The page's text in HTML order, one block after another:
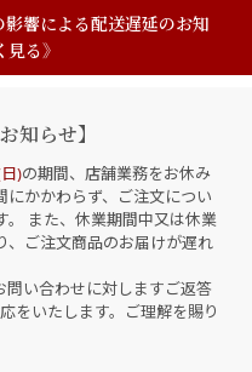
影響による配送遅延のお知
る》
知らせ】
)の期間、店舗業務をお休み
かかわらず、ご注文につい
。 また、休業期間中又は休業
、ご注文商品のお届けが遅れ
い合わせに対しますご返答
をいたします。ご理解を賜り